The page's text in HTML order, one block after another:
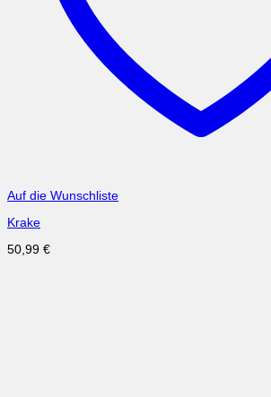
Auf die Wunschliste
Krake
50,99 €